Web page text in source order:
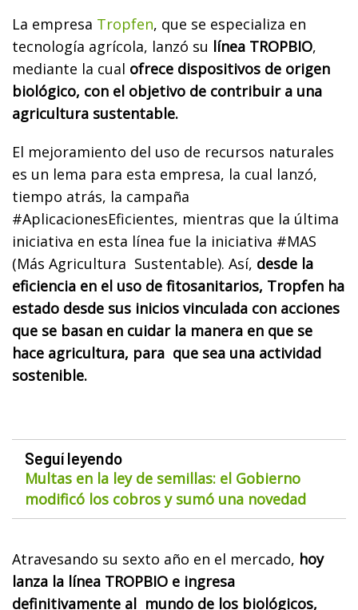
La empresa Tropfen, que se especializa en
tecnología agrícola, lanzó su línea TROPBIO,
mediante la cual ofrece dispositivos de origen
biológico, con el objetivo de contribuir a una
agricultura sustentable.
El mejoramiento del uso de recursos naturales
es un lema para esta empresa, la cual lanzó,
tiempo atrás, la campaña
#AplicacionesEficientes, mientras que la última
iniciativa en esta línea fue la iniciativa #MAS
(Más Agricultura Sustentable). Así, desde la
eficiencia en el uso de fitosanitarios, Tropfen ha
estado desde sus inicios vinculada con acciones
que se basan en cuidar la manera en que se
hace agricultura, para que sea una actividad
sostenible.
Seguí leyendo
Multas en la ley de semillas: el Gobierno
modificó los cobros y sumó una novedad
Atravesando su sexto año en el mercado, hoy
lanza la línea TROPBIO e ingresa
definitivamente al mundo de los biológicos,